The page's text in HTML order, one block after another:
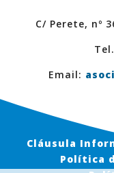
C/ Perete, nº
Email:
Cláusula
Política